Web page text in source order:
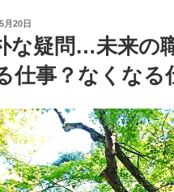
月20日
な疑問…未来の
仕事？なくなる